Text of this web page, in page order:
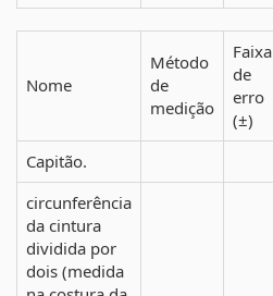
Nome
Método
de
medição
Faixa
de
erro
(±)
Capitão.
circunferência
da cintura
dividida por
dois (medida